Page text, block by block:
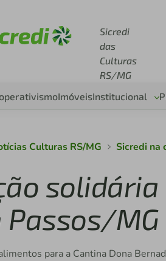
Sicredi
das
Culturas
RS/MG
ImóveisInstitucional
Culturas RS/MG Sicredi na
solidária
MG
para a Cantina Dona